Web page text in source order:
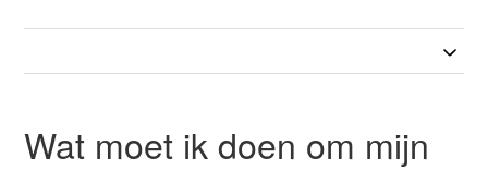
Wat moet ik doen om mijn